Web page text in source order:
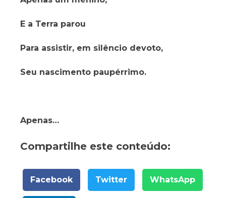
E a Terra parou
Para assistir, em silêncio devoto,
Seu nascimento paupérrimo.
Apenas…
Compartilhe este conteúdo:
Facebook Twitter WhatsApp